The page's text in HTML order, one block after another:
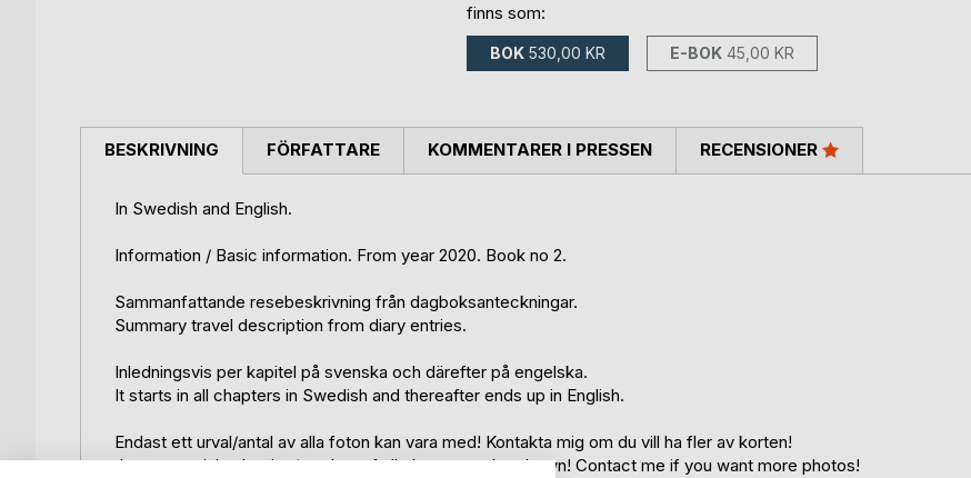
finns som:
BOK 530,00 KR E-BOK 45,00 KR
BESKRIVNING
In Swedish and English.
Information / Basic information. From year 2020. Book no 2.
Sammanfattande resebeskrivning från dagboksanteckningar.
Summary travel description from diary entries.
Inledningsvis per kapitel på svenska och därefter på engelska.
It starts in all chapters in Swedish and thereafter ends up in English.
Endast ett urval/antal av alla foton kan vara med! Kontakta mig om du vill ha fler av korten!
Just a special selection/number of all photos can be shown! Contact me if you want more photos!
FÖRFATTARE KOMMENTARER I PRESSEN RECENSIONER